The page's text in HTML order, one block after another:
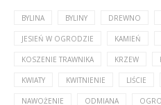
BYLINA BYLINY DREWNO
JESIEŃ W OGRODZIE KAMIEŃ
KOSZENIE TRAWNIKA KRZEW
KWIATY KWITNIENIE LIŚCIE
NAWOŻENIE ODMIANA